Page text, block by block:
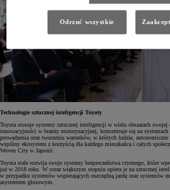
Technologie sztucznej inteligencji Toyoty
Toyota stosuje systemy sztucznej inteligencji w wielu obszarach swojej
innowacyjności w branży motoryzacyjnej, koncentruje się na
prowadzenia oraz tworzeniu warunków, w których ludzie,
wspólny ekosystem z korzyścią dla każdego mieszkańca i całych
Woven City w Japonii.
Toyota stale rozwija swoje systemy bezpieczeństwa czynnego, które
już w 2018 roku. W coraz większym stopniu opiera je na sztucznej
w przypadku systemów wspierających oszczędną jazdę oraz systemów
asystentem głosowym.
Odrzuć wszystkie